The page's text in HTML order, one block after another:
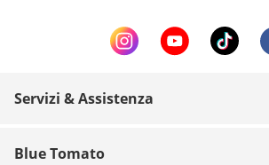
Servizi & Assistenza
Blue Tomato